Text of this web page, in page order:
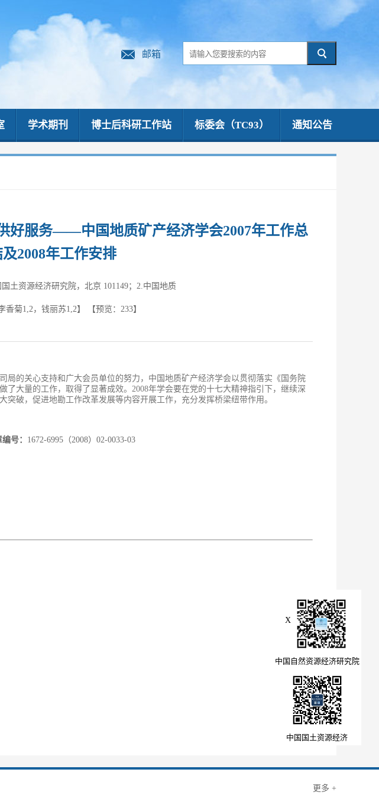
邮箱
学术期刊 博士后科研工作站 标委会（TC93） 通知公告
好服务——中国地质矿产经济学会2007年工作总
2008年工作安排
国土资源经济研究院，北京 101149；2.中国地质
香菊1,2，钱丽苏1,2】 【预览： 233】
局的关心支持和广大会员单位的努力，中国地质矿产经济学会以贯彻落实《国务院
了大量的工作，取得了显著成效。2008年学会要在党的十七大精神指引下，继续深
破，促进地勘工作改革发展等内容开展工作，充分发挥桥梁纽带作用。
号： 1672-6995（2008）02-0033-03
更多 +
X
中国自然资源经济研究院
中国国土资源经济